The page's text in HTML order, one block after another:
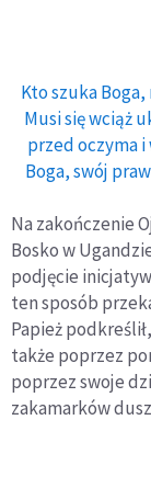
Kto szuka
Musi się wciąż
przed oczyma
Boga, swój
Na zakończenie
Bosko w
podjęcie
ten sposób
Papież
także poprzez
poprzez swoje
zakamarków